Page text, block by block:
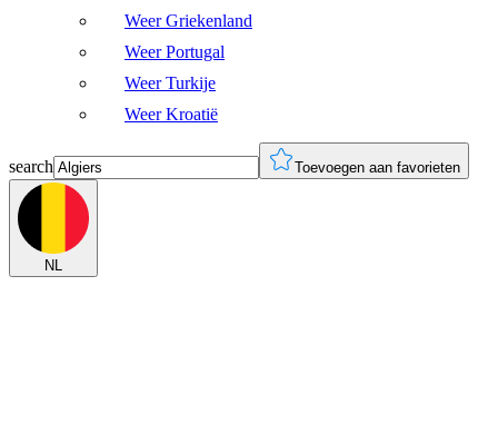
Weer Griekenland
Weer Portugal
Weer Turkije
Weer Kroatië
search Toevoegen aan favorieten
NL